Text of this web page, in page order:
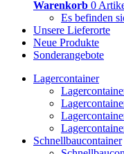
Warenkorb 0
Es befinden
Unsere Lieferorte
Neue Produkte
Sonderangebote
Lagercontainer
Schnellbaucontainer